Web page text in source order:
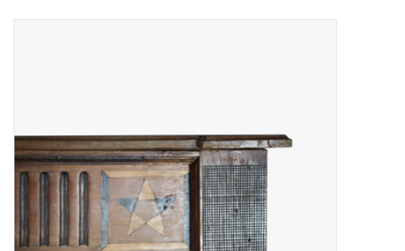
Objecten
Decoratieve Outdoor
Objecten